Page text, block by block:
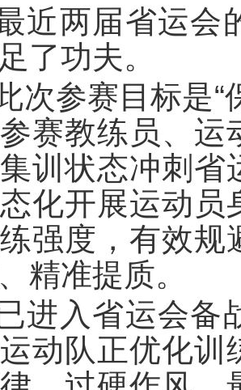
近两届省运会
了功夫。
次参赛目标是“
赛教练员、
训状态冲刺
化开展运动
强度，有效规
精准提质。
进入省运会备
动队正优化训